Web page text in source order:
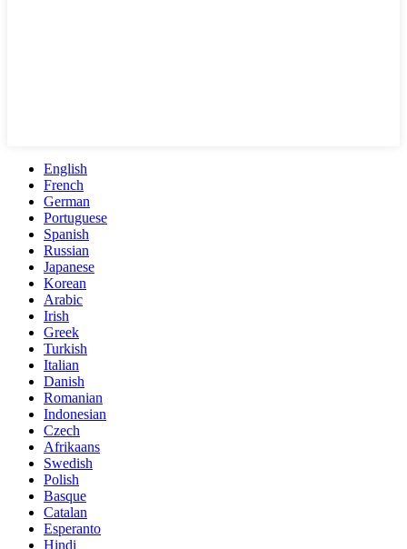
English
French
German
Portuguese
Spanish
Russian
Japanese
Korean
Arabic
Irish
Greek
Turkish
Italian
Danish
Romanian
Indonesian
Czech
Afrikaans
Swedish
Polish
Basque
Catalan
Esperanto
Hindi